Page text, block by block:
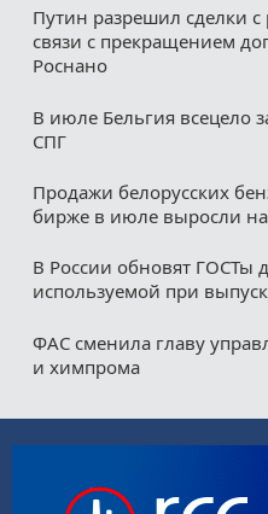
Путин разрешил сделки
связи с прекращением
Роснано
В июле Бельгия всецело
СПГ
Продажи белорусских
бирже в июле выросли
В России обновят ГОСТы
используемой при
ФАС сменила главу
и химпрома